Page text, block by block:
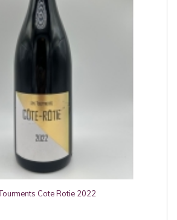
Cote Rotie 2022